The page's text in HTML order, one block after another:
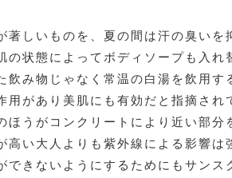
著しいものを、夏の間は汗の臭い
の状態によってボディソープも入れ
飲み物じゃなく常温の白湯を飲用す
用があり美肌にも有効だと指摘され
ほうがコンクリートにより近い部分
高い大人よりも紫外線による影響は
できないようにするためにもサンス